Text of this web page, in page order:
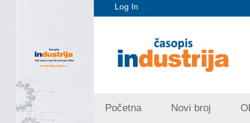
Log In
Početna Novi broj